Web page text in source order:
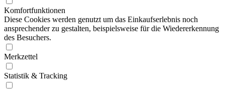
Komfortfunktionen
Diese Cookies werden genutzt um das Einkaufserlebnis noch
ansprechender zu gestalten, beispielsweise für die Wiedererkennung
des Besuchers.
Merkzettel
Statistik & Tracking